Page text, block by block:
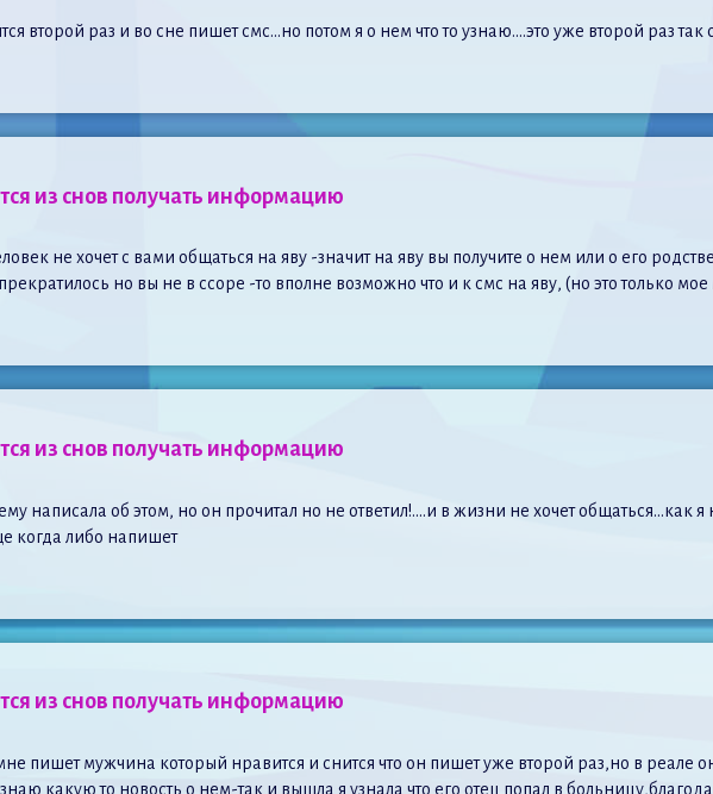
второй раз и во сне пишет смс…но потом я о нем что то узнаю….это уже второй раз так
из снов получать информацию
не хочет с вами общаться на яву -значит на яву вы получите о нем или о его
но вы не в ссоре -то вполне возможно что и к смс на яву, (но это только
из снов получать информацию
написала об этом, но он прочитал но не ответил!….и в жизни не хочет общаться…как я
когда либо напишет
из снов получать информацию
пишет мужчина который нравится и снится что он пишет уже второй раз,но в реале
какую то новость о нем-так и вышла я узнала что его отец попал в